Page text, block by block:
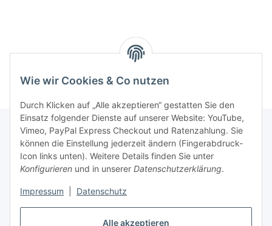
Alle akzeptieren
Wie wir Cookies & Co nutzen
Durch Klicken auf „Alle akzeptieren“ gestatten Sie den
Einsatz folgender Dienste auf unserer Website: YouTube,
Vimeo, PayPal Express Checkout und Ratenzahlung. Sie
können die Einstellung jederzeit ändern (Fingerabdruck-
Icon links unten). Weitere Details finden Sie unter
Konfigurieren und in unserer Datenschutzerklärung.
Impressum Datenschutz
Informationen
Gesetzliche Informationen